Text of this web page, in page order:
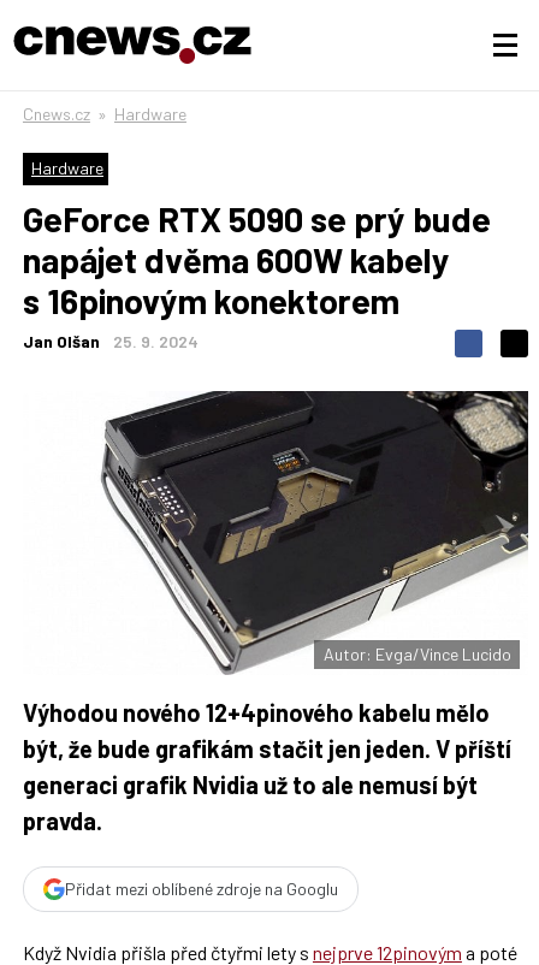
Cnews.cz » Hardware
Hardware
GeForce RTX 5090 se prý bude
napájet dvěma 600W kabely
s 16pinovým konektorem
Jan Olšan 25. 9. 2024
S
d
í
l
S
í
l
e
j
F
c
o
k
í
l
e
j
a
s
Autor: Evga/Vince Lucido
Výhodou nového 12+4pinového kabelu mělo
být, že bude grafikám stačit jen jeden. V příští
generaci grafik Nvidia už to ale nemusí být
pravda.
Přidat mezi oblíbené zdroje na Googlu
Když Nvidia přišla před čtyřmi lety s nejprve 12pinovým a poté